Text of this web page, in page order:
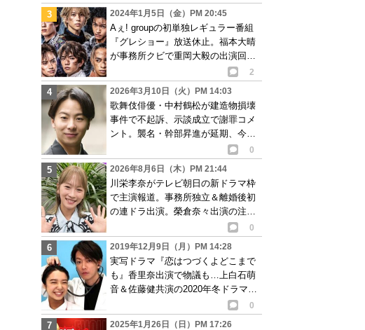
2024年1月5日（金）PM 20:45
Aぇ! groupの初単独レギュラー番組
『グレショー』放送休止。福本大晴
が事務所クビで重岡大毅の出演回は
2
2026年3月10日（火）PM 14:03
歌舞伎俳優・中村鶴松が建造物損壊
事件で不起訴、示談成立で謝罪コメ
ント。襲名・幹部昇進が延期、今後
0
2026年8月6日（木）PM 21:44
川栄李奈がテレビ朝日の新ドラマ枠
で主演報道。事務所独立＆離婚後初
の連ドラ出演。榮倉奈々出演の注目
0
2019年12月9日（月）PM 14:28
実写ドラマ『恋はつづくよどこまで
も』香里奈出演で物議も…上白石萌
音＆佐藤健共演の2020年冬ドラマ追
0
2025年1月26日（日）PM 17:26